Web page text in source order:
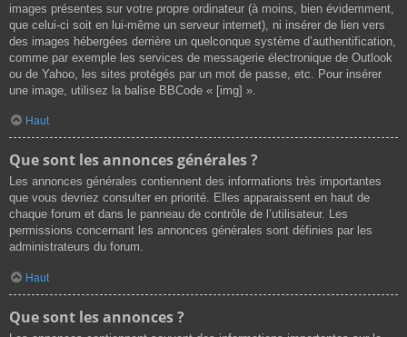
images présentes sur votre propre ordinateur (à moins, bien évidemment,
que celui-ci soit en lui-même un serveur internet), ni insérer de lien vers
des images hébergées derrière un quelconque système d’authentification,
comme par exemple les services de messagerie électronique de Outlook
ou de Yahoo, les sites protégés par un mot de passe, etc. Pour insérer
une image, utilisez la balise BBCode « [img] ».
Haut
Que sont les annonces générales ?
Les annonces générales contiennent des informations très importantes
que vous devriez consulter en priorité. Elles apparaissent en haut de
chaque forum et dans le panneau de contrôle de l’utilisateur. Les
permissions concernant les annonces générales sont définies par les
administrateurs du forum.
Haut
Que sont les annonces ?